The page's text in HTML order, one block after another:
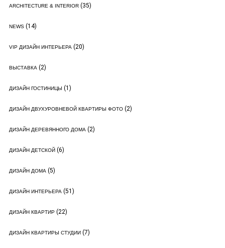
ARCHITECTURE & INTERIOR(35)
NEWS(14)
VIP ДИЗАЙН ИНТЕРЬЕРА(20)
ВЫСТАВКА(2)
ДИЗАЙН ГОСТИНИЦЫ (1)
ДИЗАЙН ДВУХУРОВНЕВОЙ КВАРТИРЫ ФОТО(2)
ДИЗАЙН ДЕРЕВЯННОГО ДОМА(2)
ДИЗАЙН ДЕТСКОЙ(6)
ДИЗАЙН ДОМА(5)
ДИЗАЙН ИНТЕРЬЕРА(51)
ДИЗАЙН КВАРТИР(22)
ДИЗАЙН КВАРТИРЫ СТУДИИ(7)